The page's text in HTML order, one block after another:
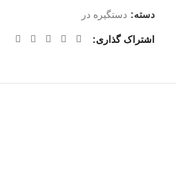
دسته: دستگیره در
اشتراک گذاری